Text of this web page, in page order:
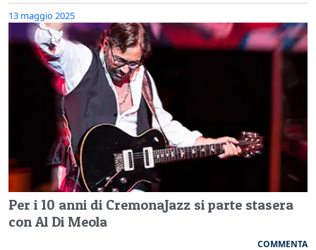
13 maggio 2025
Per i 10 anni di CremonaJazz si parte stasera
con Al Di Meola
COMMENTA